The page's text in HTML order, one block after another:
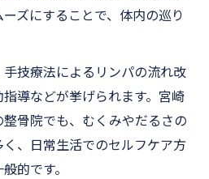
ズにすることで、体内の巡り
技療法によるリンパの流れ改
導などが挙げられます。宮崎
骨院でも、むくみやだるさの
、日常生活でのセルフケア方
的です。